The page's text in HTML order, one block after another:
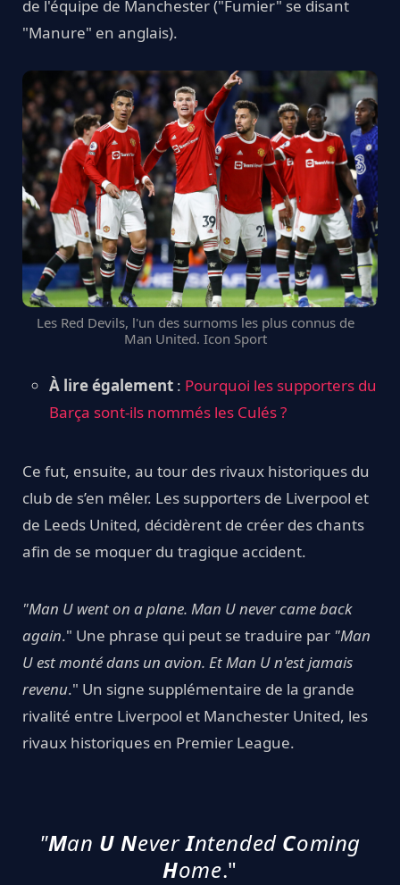
de l'équipe de Manchester ("Fumier" se disant
"Manure" en anglais).
Les Red Devils, l'un des surnoms les plus connus de
Man United. Icon Sport
À lire également : Pourquoi les supporters du
Barça sont-ils nommés les Culés ?
Ce fut, ensuite, au tour des rivaux historiques du
club de s’en mêler. Les supporters de Liverpool et
de Leeds United, décidèrent de créer des chants
afin de se moquer du tragique accident.
"Man U went on a plane. Man U never came back
again." Une phrase qui peut se traduire par "Man
U est monté dans un avion. Et Man U n'est jamais
revenu." Un signe supplémentaire de la grande
rivalité entre Liverpool et Manchester United, les
rivaux historiques en Premier League.
"Man U NeverIntended Coming
Home."